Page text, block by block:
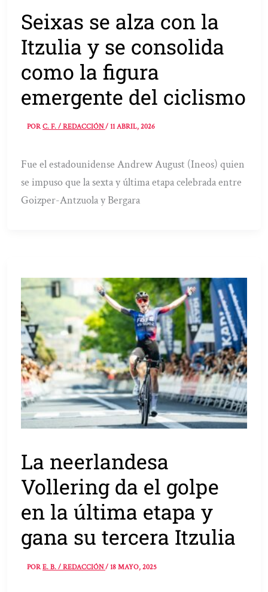
Seixas se alza con la
Itzulia y se consolida
como la figura
emergente del ciclismo
PORC. F. / REDACCIÓN/11 ABRIL, 2026
Fue el estadounidense Andrew August (Ineos) quien
se impuso que la sexta y última etapa celebrada entre
Goizper-Antzuola y Bergara
La neerlandesa
Vollering da el golpe
en la última etapa y
gana su tercera Itzulia
PORE. B. / REDACCIÓN/18 MAYO, 2025